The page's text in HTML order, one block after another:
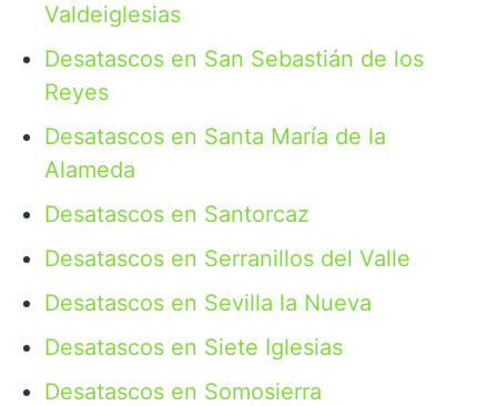
Valdeiglesias
Desatascos en San Sebastián de los
Reyes
Desatascos en Santa María de la
Alameda
Desatascos en Santorcaz
Desatascos en Serranillos del Valle
Desatascos en Sevilla la Nueva
Desatascos en Siete Iglesias
Desatascos en Somosierra